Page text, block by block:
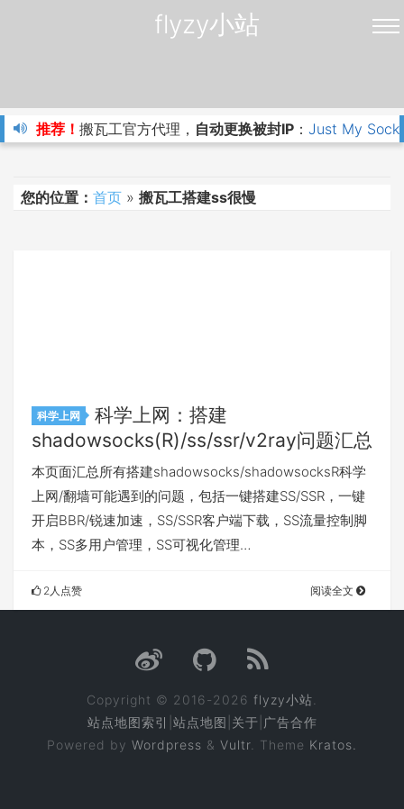
flyzy小站
推荐！ 搬瓦工官方代理， 自动更换被封IP ： Just My
您的位置： 首页 » 搬瓦工搭建ss很慢
科学上网
科学上网：搭建
shadowsocks(R)/ss/ssr/v2ray问题汇总
本页面汇总所有搭建shadowsocks/shadowsocksR科学
上网/翻墙可能遇到的问题，包括一键搭建SS/SSR，一键
开启BBR/锐速加速，SS/SSR客户端下载，SS流量控制脚
本，SS多用户管理，SS可视化管理…
2人点赞 阅读全文
Copyright © 2016-2026 flyzy小站
站点地图索引 站点地图 关于 广告合作
Powered by Wordpress & Vultr . Theme Kratos.